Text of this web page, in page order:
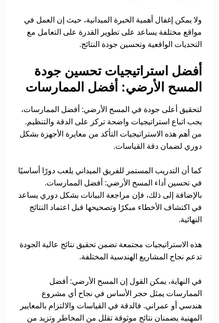
ولا يمكن إغفال أهمية الخبرة الميدانية، حيث إن العمل في
مواقع مختلفة يساعد على تطوير القدرة على التعامل مع
التحديات الواقعية وتحسين جودة النتائج.
أفضل استراتيجيات تحسين جودة
المسح الأرضي: أفضل الممارسات
لتحقيق أعلى جودة في المسح الأرضي: أفضل الممارسات،
يجب اتباع استراتيجيات واضحة تركز على الدقة والتنظيم.
من أهم هذه الاستراتيجيات التأكد من معايرة الأجهزة بشكل
دوري لضمان دقة القياسات.
كما أن التدريب المستمر للفريق الميداني يلعب دورًا أساسيًا
في تحسين أداء المسح الأرضي: أفضل الممارسات.
بالإضافة إلى ذلك، فإن مراجعة البيانات بشكل دوري يساعد
في اكتشاف الأخطاء مبكرًا وتصحيحها قبل اعتماد النتائج
النهائية.
هذه الاستراتيجيات مجتمعة تضمن تحقيق نتائج عالية الجودة
تدعم نجاح المشاريع الهندسية المختلفة.
في النهاية، يمكن القول إن المسح الأرضي: أفضل
الممارسات يمثل حجر الأساس في نجاح أي مشروع
هندسي أو عمراني. فالدقة في القياسات والالتزام بالمعايير
المهنية يضمنان نتائج موثوقة تقلل من المخاطر وتزيد من